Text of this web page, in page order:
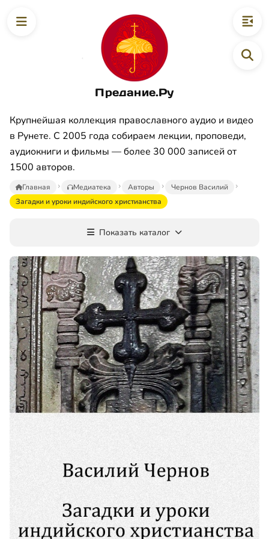
Предание.Ру
Крупнейшая коллекция православного аудио и видео
в Рунете. С 2005 года собираем лекции, проповеди,
аудиокниги и фильмы — более 30 000 записей от
1500 авторов.
Главная Медиатека Авторы
Чернов Василий
Загадки и уроки индийского христианства
Показать каталог